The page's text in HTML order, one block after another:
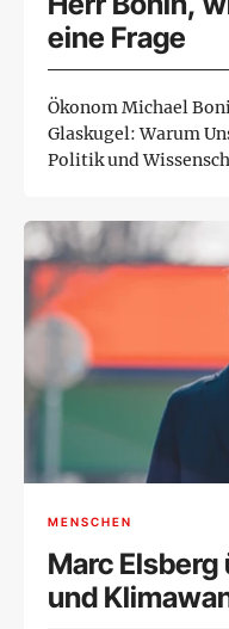
eine Frage
Ökonom Michael
Glaskugel: Warum
Politik und
MENSCHEN
Marc
und